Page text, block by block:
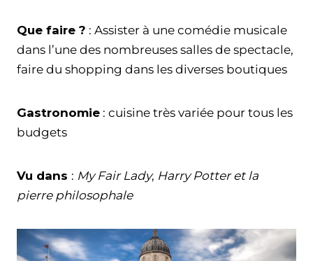
Que faire ? : Assister à une comédie musicale
dans l’une des nombreuses salles de spectacle,
faire du shopping dans les diverses boutiques
Gastronomie : cuisine très variée pour tous les
budgets
Vu dans : My Fair Lady, Harry Potter et la
pierre philosophale